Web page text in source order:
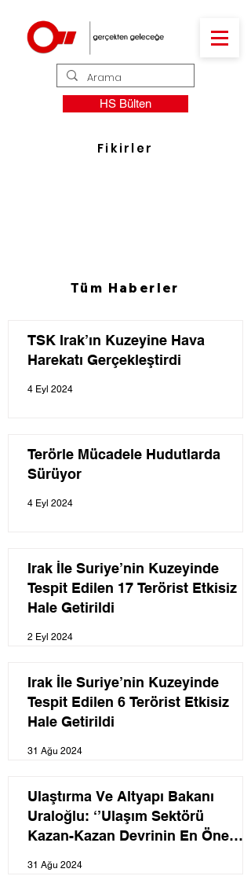
HS Bülten
Fikirler
Tüm Haberler
TSK Irak’ın Kuzeyine Hava
Harekatı Gerçekleştirdi
4 Eyl 2024
Terörle Mücadele Hudutlarda
Sürüyor
4 Eyl 2024
Irak İle Suriye’nin Kuzeyinde
Tespit Edilen 17 Terörist Etkisiz
Hale Getirildi
2 Eyl 2024
Irak İle Suriye’nin Kuzeyinde
Tespit Edilen 6 Terörist Etkisiz
Hale Getirildi
31 Ağu 2024
Ulaştırma Ve Altyapı Bakanı
Uraloğlu: ‘’Ulaşım Sektörü
Kazan-Kazan Devrinin En Önemli
31 Ağu 2024